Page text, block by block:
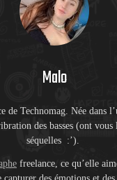
Malo
de Technomag. Née dans
des basses (ont vous
séquelles :’).
freelance, ce qu’elle